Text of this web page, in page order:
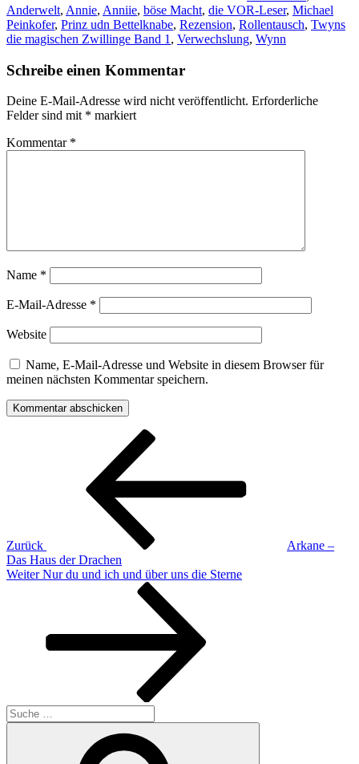
Anderwelt, Annie, Anniie, böse Macht, die VOR-Leser, Michael
Peinkofer, Prinz udn Bettelknabe, Rezension, Rollentausch, Twyns
die magischen Zwillinge Band 1 , Verwechslung, Wynn
Schreibe einen Kommentar
Deine E-Mail-Adresse wird nicht veröffentlicht. Erforderliche
Felder sind mit * markiert
Kommentar *
Name *
E-Mail-Adresse *
Website
Name, E-Mail-Adresse und Website in diesem Browser für
meinen nächsten Kommentar speichern.
Beitragsnavigation
Zurück
Arkane –
Das Haus der Drachen
Nächster
Weiter Nur du und ich und über uns die Sterne
Suche
nach: